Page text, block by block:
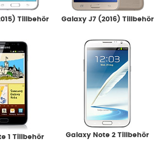
Tillbehör Galaxy J7 (2016) Tillbehör
1 Tillbehör Galaxy Note 2 Tillbehör